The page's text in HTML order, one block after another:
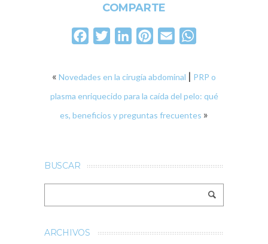
COMPARTE
FacebookTwitterLinkedInPinterest
Email
« Novedades en la cirugía abdominal | PRP o
plasma enriquecido para la caída del pelo: qué
es, beneficios y preguntas frecuentes »
BUSCAR
ARCHIVOS